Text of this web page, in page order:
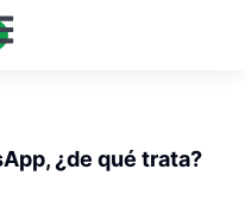
¿de qué trata?